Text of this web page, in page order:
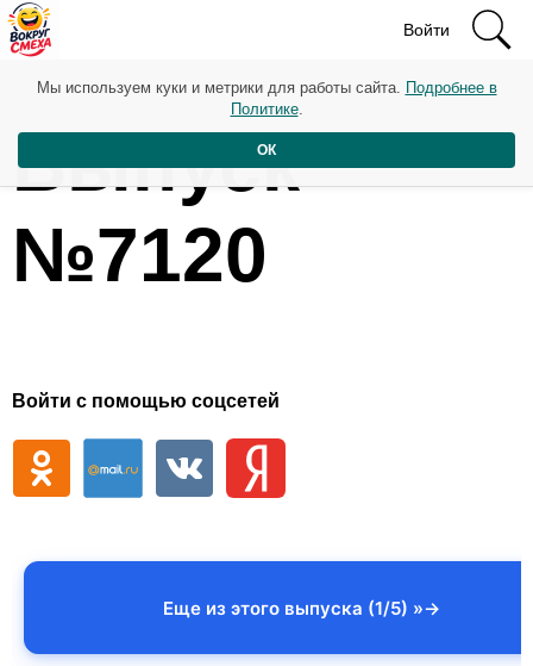
Войти
Выпуск
№7120
Войти с помощью соцсетей
Еще из этого выпуска (1/5) »
Мы используем куки и метрики для работы сайта. Подробнее в
Политике.
ОК